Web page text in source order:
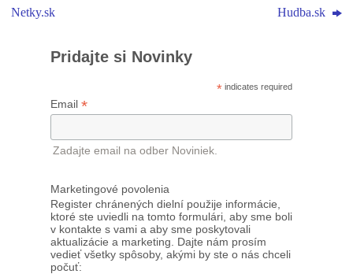
Netky.sk
Hudba.sk
Pridajte si Novinky
* indicates required
Email *
Zadajte email na odber Noviniek.
Marketingové povolenia
Register chránených dielní použije informácie,
ktoré ste uviedli na tomto formulári, aby sme boli
v kontakte s vami a aby sme poskytovali
aktualizácie a marketing. Dajte nám prosím
vedieť všetky spôsoby, akými by ste o nás chceli
počuť: